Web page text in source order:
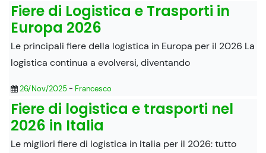
Fiere di Logistica e Trasporti in
Europa 2026
Le principali fiere della logistica in Europa per il 2026 La
logistica continua a evolversi, diventando
26/Nov/2025- Francesco
Fiere di logistica e trasporti nel
2026 in Italia
Le migliori fiere di logistica in Italia per il 2026: tutto